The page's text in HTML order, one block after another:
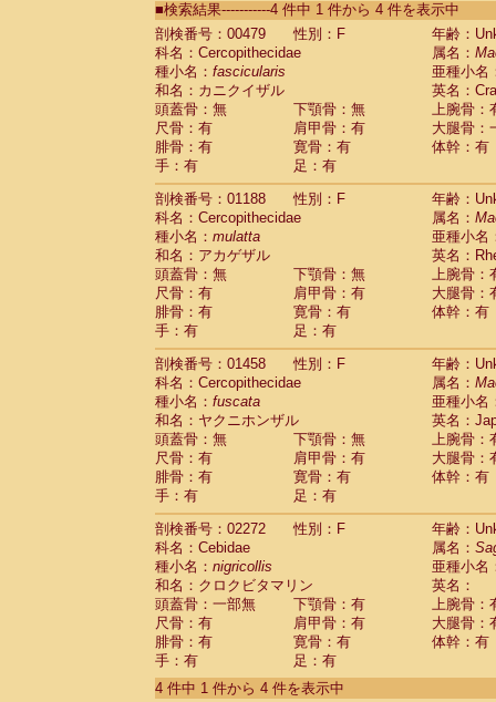
CebidaeSaguinus labiatus(0)
Cebidae Saguinus leucopus (0)
CebidaeSaguinus midas
CebidaeSaguinus mystax
CebidaeSaguinus nigricollis (1)
Cebidae Saguinus oedipus
Cebidae Saguinus weddelli
Cebidae Saguinusspp.
Cebidae Aotus trivirgatus
Cebidae Cebus albifrons
CebidaeCebus apella
Cebidae
CebidaeCebus nigrivittatus
Cebidae Cebusspp.(0)
Cebidae Saimiri boliviensis
Cebidae Saimiri sciureus
Atelidae Alouatta caraya
AtelidaeAlouatta fusca
AtelidaeAlouatta seniculus
AtelidaeAlouatta
Atelidae Ateles belzebuth
Atelidae Ateles geoffroyi
Atelidae Ateles paniscus
Atelidae Atelesspp.
Atelidae Lagothrix lagothricha
AtelidaeLagothrix lagothricha cana(0)
Pitheciidae
Cacajao calvus
Pitheciidae
Callicebus cupreus(0)
Pitheciidae Callicebus donacophilus(0)
PitheciidaeCallicebus moloch(0)
Pitheciidae Callicebus torquatus(0)
Pitheciidae Callicebus
Pitheciidae Chiropotes satanas
Pitheciidae Pithecia monachus
PitheciidaePithecia pithecia
■検索結果-----------4 件中 1 件から 4 件を表示中
剖検番号：00479
性別：F
年齢：
科名：Cercopithecidae
属名：
種小名： fascicularis
亜種小名
和名：カニクイザル
英名：
頭蓋骨：無
下顎骨：無
上腕骨：
尺骨：有
肩甲骨：有
大腿骨：
腓骨：有
寛骨：有
体幹：有
手：有
足：有
剖検番号：01188
性別：F
年齢：
科名：Cercopithecidae
属名：
種小名： mulatta
亜種小名
和名：アカゲザル
英名：
頭蓋骨：無
下顎骨：無
上腕骨：
尺骨：有
肩甲骨：有
大腿骨：
腓骨：有
寛骨：有
体幹：有
手：有
足：有
剖検番号：01458
性別：F
年齢：
科名：Cercopithecidae
属名：
種小名： fuscata
亜種小名
和名：ヤクニホンザル
英名：
頭蓋骨：無
下顎骨：無
上腕骨：
尺骨：有
肩甲骨：有
大腿骨：
腓骨：有
寛骨：有
体幹：有
手：有
足：有
剖検番号：02272
性別：F
年齢：
科名：Cebidae
属名：
種小名： nigricollis
亜種小名
和名：クロクビタマリン
英名：
頭蓋骨：一部無
下顎骨：有
上腕骨：
尺骨：有
肩甲骨：有
大腿骨：
腓骨：有
寛骨：有
体幹：有
手：有
足：有
4 件中 1 件から 4 件を表示中